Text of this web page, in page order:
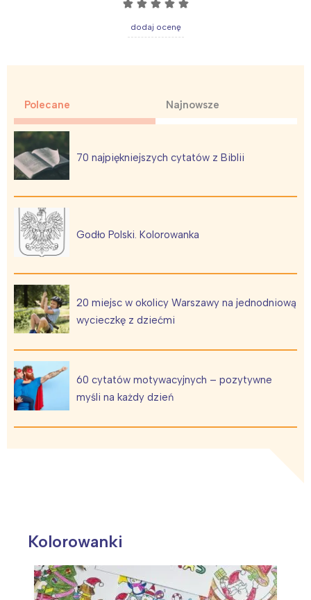
☆ ☆ ☆ ☆ ☆
dodaj ocenę
Polecane Najnowsze
70 najpiękniejszych cytatów z Biblii
Godło Polski. Kolorowanka
20 miejsc w okolicy Warszawy na jednodniową
wycieczkę z dziećmi
60 cytatów motywacyjnych – pozytywne
myśli na każdy dzień
Kolorowanki
Interesują mnie wydarzenia z
tego regionu:
Warszawa
Trójmiasto
Poznań
Wrocław
Śląsk
Północ